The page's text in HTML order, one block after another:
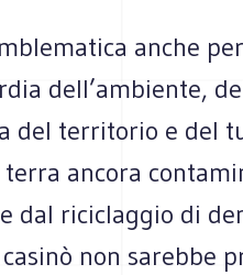
anche
dell’ambiente,
del territorio e del
ancora
dal riciclaggio di
non sarebbe